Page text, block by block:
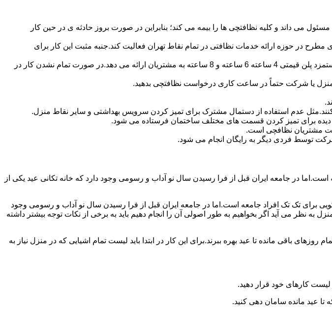
می داند و کلیه نظافتچی ها را بیمه می کند؛ بنابراین در صورت بروز حادثه ی در حین کار
در حوزه ارائه خدمات نظافتی در تمام نقاط تهران فعالیت کند.جنبه مثبت این کار برای
نظافچی قیمت کاملاً شفاف برای دستمزد نظافتچی مشخص کرده است.این شرکت برای تعیین دستمزد پلن قیمتی 4 ساعته 6 ساعته و 8 ساعته به مشتریان ارائه می دهد.در صورت تمام نشدن کار در
عدم استفاده از دستمال مشترک برای تمیز کردن سرویس بهداشتی و سایر نقاط منزل.
دیده برای تمیز کردن قسمت های مختلف ساختمان فرستاده می شود.
مشتریان نظافچی است.
توسط فردی دیگر به رایگان انجام می شود.
در جامعه ایران قبل از فرا رسیدن سال نو آداب و رسومی وجود دارد که خانه تکانی عید یکی از
برای تک تک افراد جامعه است.اما در جامعه ایران قبل از فرا رسیدن سال نو آداب و رسومی وجود
نظر می آید اگر بخواهیم به طور اصولی آن را انجام دهیم باید به برخی از نکات توجه بیشتر داشته
باقی مانده تا عید بهره ببرند.برای این کار در ابتدا باید لیست تمام اشیایی که در منزل نیاز به
لیست کارهای خود قرار دهید.
عید مانده سامان دهی کنید.